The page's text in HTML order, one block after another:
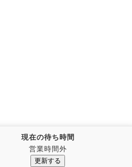
現在の待ち時間
営業時間外
更新する